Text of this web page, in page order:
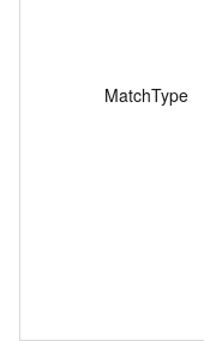
MatchType